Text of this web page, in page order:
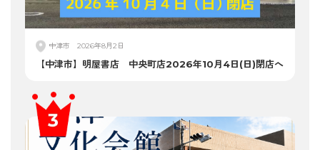
中津市 2026年8月2日
【中津市】明屋書店 中央町店2026年10月4日(日)閉店へ